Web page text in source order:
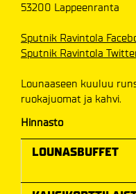
53200 Lappeenranta
Sputnik Ravintola
Sputnik Ravintola
Lounaaseen kuuluu
ruokajuomat ja kahvi.
Hinnasto
LOUNASBUFFET